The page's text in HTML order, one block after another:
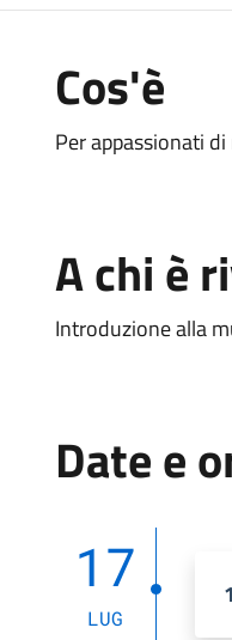
Cos'è
Per appassionati
A chi è
Introduzione alla
Date e
17
LUG